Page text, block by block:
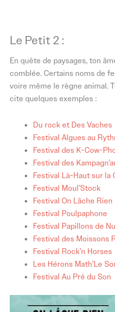
Le Petit 2 :
En quête de paysages, ton
comblée. Certains noms de
voire même le règne animal.
cite quelques exemples :
Du rock et Des Vaches
Festival Algues au
Festival des K-Cow-
Festival des
Festival Là-Haut sur la
Festival Moul’Stock
Festival On Lâche
Festival Poulpaphone
Festival Papillons de
Festival des Moissons
Festival Rock’n Horses
Les Hérons Math’Le
Festival Au Pré du Son